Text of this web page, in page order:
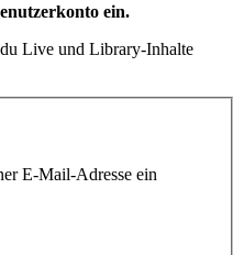
ein.
Live und Library-Inhalte
E-Mail-Adresse ein